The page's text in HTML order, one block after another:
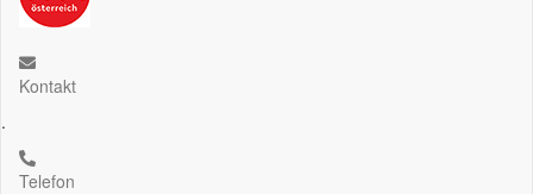
Kontakt
.
Telefon